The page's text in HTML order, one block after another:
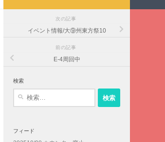
次の記事
イベント情報/大⑨州東方祭10
前の記事
E-4周回中
検索
フィード